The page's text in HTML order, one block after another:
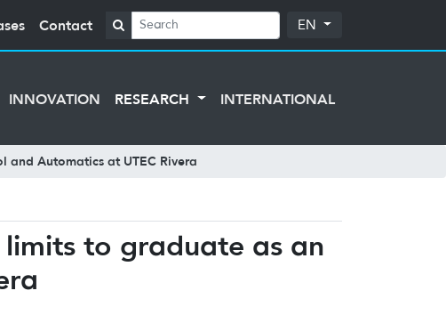
Contact EN
INNOVATION RESEARCH INTERNATIONAL
and Automatics at UTEC Rivera
to graduate as an